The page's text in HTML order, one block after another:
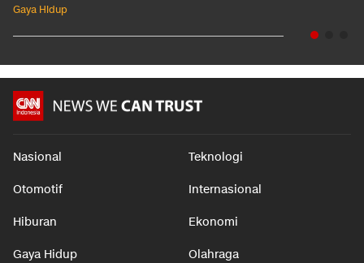
Gaya Hidup
Nasional Teknologi
Otomotif Internasional
Hiburan Ekonomi
Gaya Hidup Olahraga